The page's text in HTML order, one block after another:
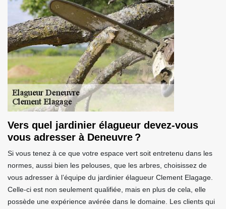
Vers quel jardinier élagueur devez-vous
vous adresser à Deneuvre ?
Si vous tenez à ce que votre espace vert soit entretenu dans les
normes, aussi bien les pelouses, que les arbres, choisissez de
vous adresser à l’équipe du jardinier élagueur Clement Elagage.
Celle-ci est non seulement qualifiée, mais en plus de cela, elle
possède une expérience avérée dans le domaine. Les clients qui